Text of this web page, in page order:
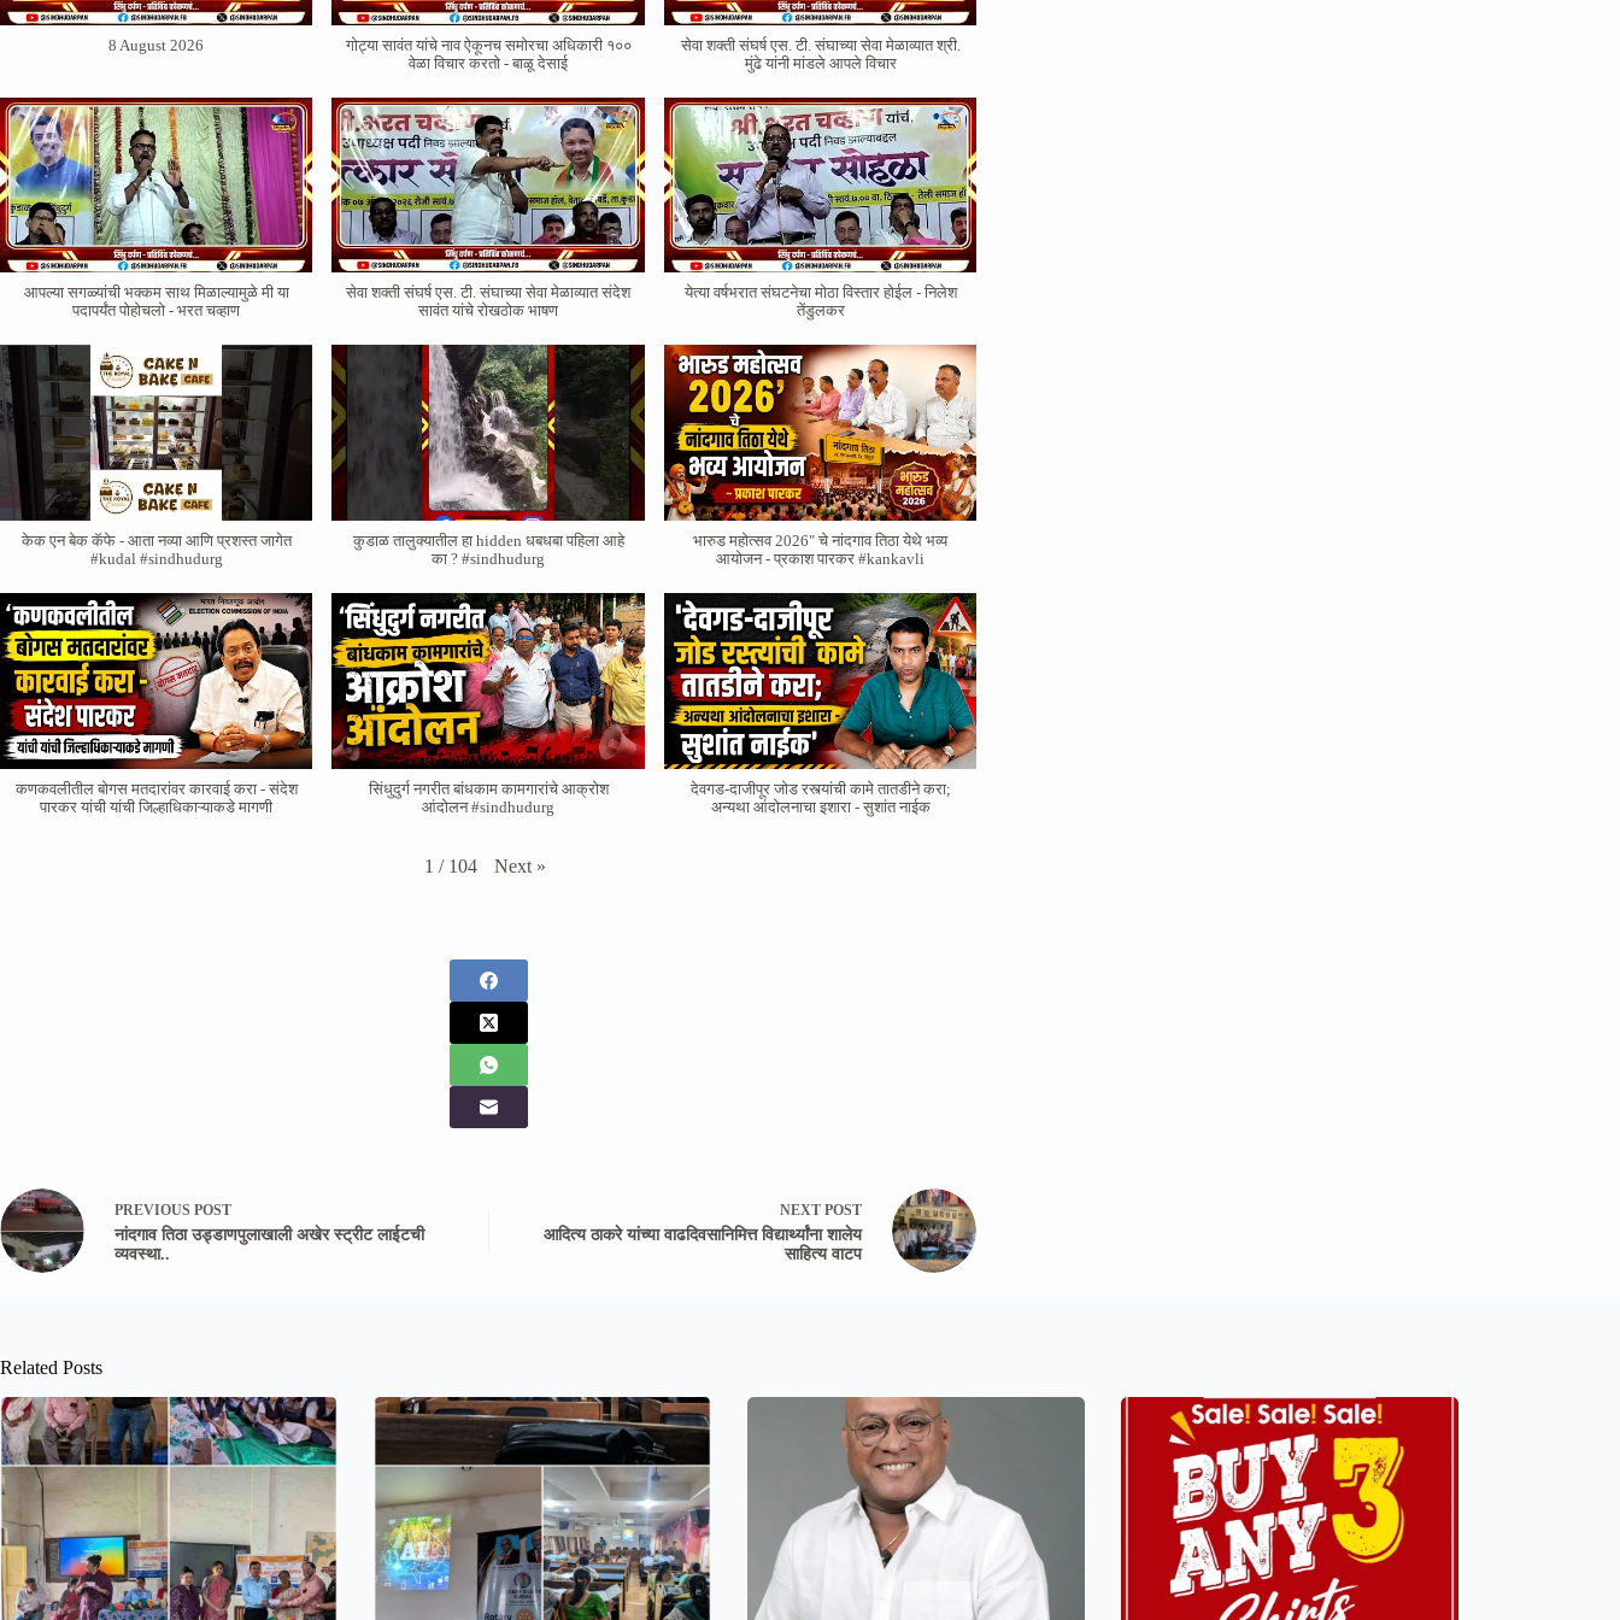
8 August 2026
गोट्या सावंत यांचे नाव ऐकूनच समोरचा अधिकारी १००
वेळा विचार करतो - बाळू देसाई
सेवा शक्ती संघर्ष एस. टी. संघाच्या सेवा मेळाव्यात श्री.
मुंढे यांनी मांडले आपले विचार
आपल्या सगळ्यांची भक्कम साथ मिळाल्यामुळे मी या
पदापर्यंत पोहोचलो - भरत चव्हाण
सेवा शक्ती संघर्ष एस. टी. संघाच्या सेवा मेळाव्यात संदेश
सावंत यांचे रोखठोक भाषण
येत्या वर्षभरात संघटनेचा मोठा विस्तार होईल - निलेश
तेंडुलकर
केक एन बेक कॅफे - आता नव्या आणि प्रशस्त जागेत
#kudal #sindhudurg
कुडाळ तालुक्यातील हा hidden धबधबा पहिला आहे
का ? #sindhudurg
भारुड महोत्सव 2026" चे नांदगाव तिठा येथे भव्य
आयोजन - प्रकाश पारकर #kankavli
कणकवलीतील बोगस मतदारांवर‌ कारवाई करा - संदेश
पारकर यांची यांची जिल्हाधिकाऱ्याकडे मागणी
सिंधुदुर्ग नगरीत बांधकाम कामगारांचे आक्रोश
आंदोलन #sindhudurg
देवगड-दाजीपूर जोड रस्त्यांची कामे तातडीने करा;
अन्यथा आंदोलनाचा इशारा - सुशांत नाईक
1 / 104 Next »
PREVIOUS POST
नांदगाव तिठा उड्डाणपुलाखाली अखेर स्ट्रीट लाईटची
व्यवस्था..
NEXTPOST
आदित्य ठाकरे यांच्या वाढदिवसानिमित्त विद्यार्थ्यांना शालेय
साहित्य वाटप
Related Posts